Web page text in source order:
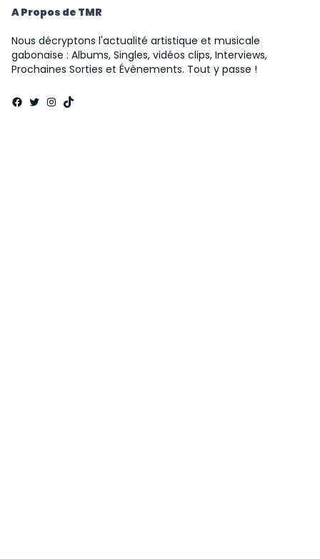
A Propos de TMR
Nous décryptons l'actualité artistique et musicale
gabonaise : Albums, Singles, vidéos clips, Interviews,
Prochaines Sorties et Évènements. Tout y passe !
Facebook
Twitter
Instagram
TikTok